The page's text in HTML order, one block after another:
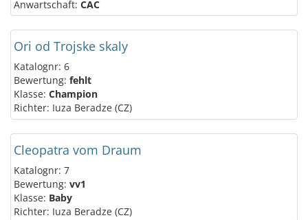
Anwartschaft: CAC
Ori od Trojske skaly
Katalognr: 6
Bewertung: fehlt
Klasse: Champion
Richter: Iuza Beradze (CZ)
Cleopatra vom Draum
Katalognr: 7
Bewertung: vv1
Klasse: Baby
Richter: Iuza Beradze (CZ)